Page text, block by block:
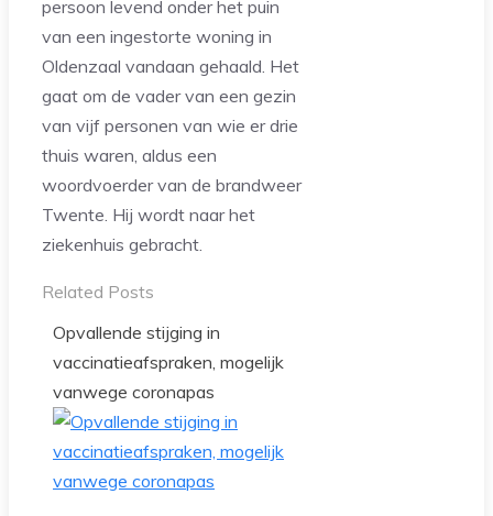
persoon levend onder het puin
van een ingestorte woning in
Oldenzaal vandaan gehaald. Het
gaat om de vader van een gezin
van vijf personen van wie er drie
thuis waren, aldus een
woordvoerder van de brandweer
Twente. Hij wordt naar het
ziekenhuis gebracht.
Related Posts
Opvallende stijging in
vaccinatieafspraken, mogelijk
vanwege coronapas